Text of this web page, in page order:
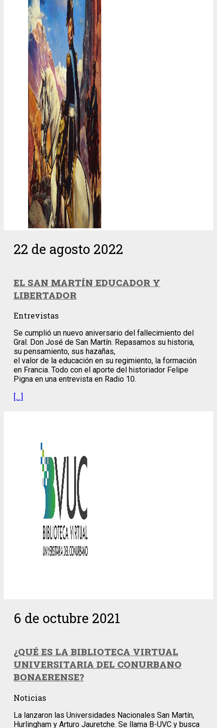
22 de agosto 2022
EL SAN MARTÍN EDUCADOR Y
LIBERTADOR
Entrevistas
Se cumplió un nuevo aniversario del fallecimiento del
Gral. Don José de San Martín. Repasamos su historia,
su pensamiento, sus hazañas,
el valor de la educación en su regimiento, la formación
en Francia. Todo con el aporte del historiador Felipe
Pigna en una entrevista en Radio 10.
[…]
6 de octubre 2021
¿QUÉ ES LA BIBLIOTECA VIRTUAL
UNIVERSITARIA DEL CONURBANO
BONAERENSE?
Noticias
La lanzaron las Universidades Nacionales San Martín,
Hurlingham y Arturo Jauretche. Se llama B-UVC y busca